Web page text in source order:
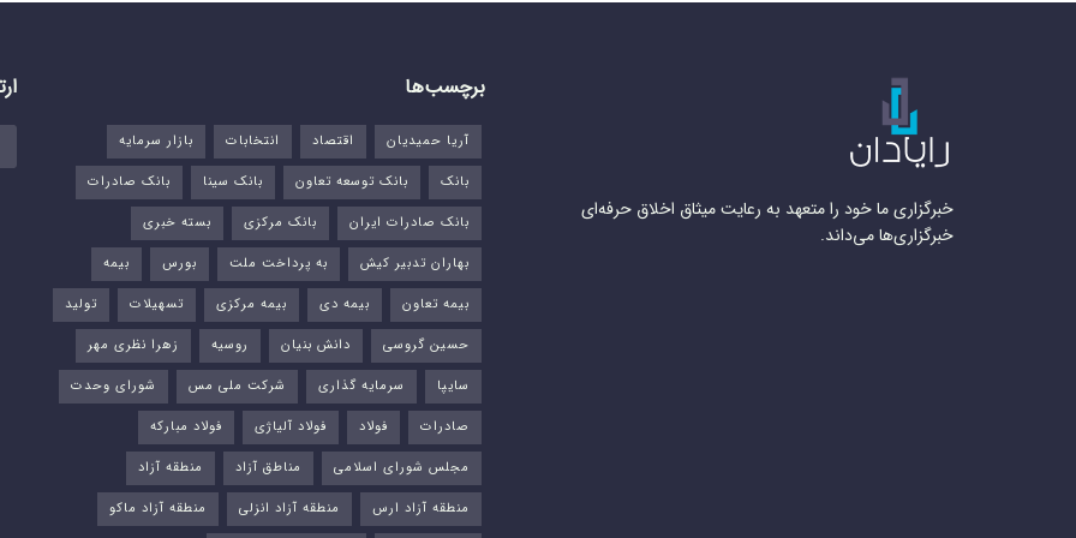
خبرگزاری ما خود را متعهد به رعایت میثاق اخلاق حرفه‌ای
خبرگزاری‌ها می‌داند.
برچسب‌ها
آریا حمیدیان اقتصاد انتخابات
بازار سرمایه
بانک
بانک توسعه تعاون بانک سینا
بانک صادرات
بانک صادرات ایران
بانک مرکزی
بسته خبری
بهاران تدبیر کیش
به پرداخت ملت بورس‌
بیمه
بیمه تعاون
بیمه دی بیمه مرکزی تسهیلات
تولید
حسین گروسی
دانش بنیان روسیه
زهرا نظری مهر
سایپا
سرمایه گذاری شرکت ملی مس
شورای وحدت
صادرات
فولاد فولاد آلیاژی
فولاد مبارکه
مجلس شورای اسلامی
مناطق آزاد
منطقه آزاد
منطقه آزاد ارس
منطقه آزاد انزلی منطقه آزاد ماکو